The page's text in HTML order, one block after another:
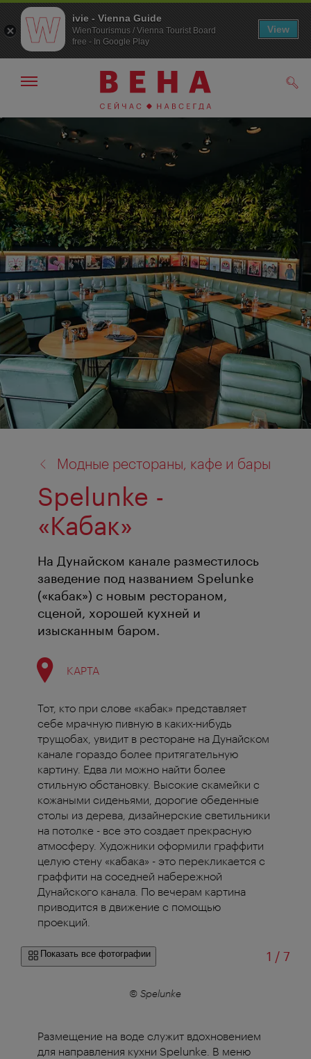
К
К
содержанию
Показать/
навигации
Модные рестораны, кафе и бары
Spelunke -
«Кабак»
На Дунайском канале разместилось
заведение под названием Spelunke
(«кабак») с новым рестораном,
сценой, хорошей кухней и
изысканным баром.
КАРТА
Тот, кто при слове «кабак» представляет
себе мрачную пивную в каких-нибудь
трущобах, увидит в ресторане на Дунайском
канале гораздо более притягательную
картину. Едва ли можно найти более
стильную обстановку. Высокие скамейки с
кожаными сиденьями, дорогие обеденные
столы из дерева, дизайнерские светильники
на потолке - все это создает прекрасную
атмосферу. Художники оформили граффити
целую стену «кабака» - это перекликается с
граффити на соседней набережной
Дунайского канала. По вечерам картина
приводится в движение с помощью
проекций.
Показать все фотографии 1 /из
7
© Spelunke
Размещение на воде служит вдохновением
для направления кухни Spelunke. В меню
ivie - Vienna Guide
WienTourismus / Vienna Tourist Board
free - In Google Play
View